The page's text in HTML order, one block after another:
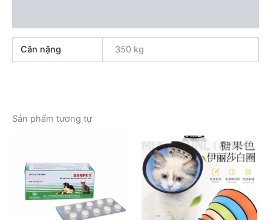
Cân nặng 350 kg
Sản phẩm tương tự